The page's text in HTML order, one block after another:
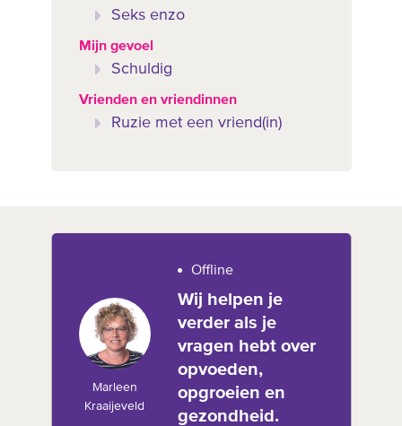
Seks enzo
Mijn gevoel
Schuldig
Vrienden en vriendinnen
Ruzie met een vriend(in)
Marleen
Kraaijeveld
Offline
Wij helpen je
verder als je
vragen hebt over
opvoeden,
opgroeien en
gezondheid.